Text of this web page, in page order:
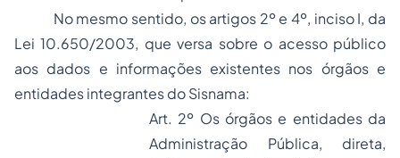
No mesmo sentido, os artigos 2º e 4º, inciso I, da
Lei 10.650/2003, que versa sobre o acesso público
aos dados e informações existentes nos órgãos e
entidades integrantes do Sisnama:
Art. 2º Os órgãos e entidades da
Administração Pública, direta,